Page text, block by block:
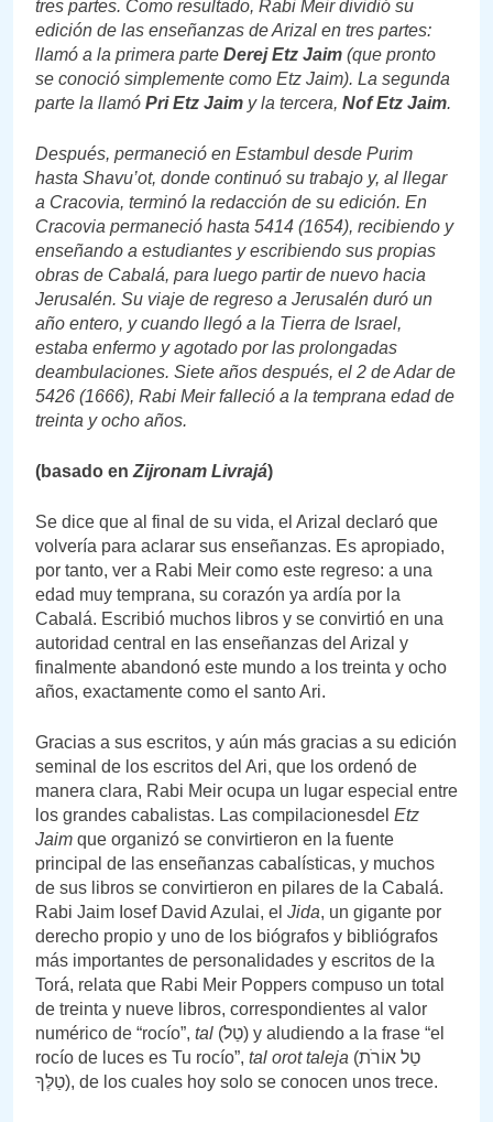
tres partes. Como resultado, Rabi Meir dividió su
edición de las enseñanzas de Arizal en tres partes:
llamó a la primera parte Derej Etz Jaim (que pronto
se conoció simplemente como Etz Jaim). La segunda
parte la llamó Pri Etz Jaim y la tercera, Nof Etz Jaim.
Después, permaneció en Estambul desde Purim
hasta Shavu’ot, donde continuó su trabajo y, al llegar
a Cracovia, terminó la redacción de su edición. En
Cracovia permaneció hasta 5414 (1654), recibiendo y
enseñando a estudiantes y escribiendo sus propias
obras de Cabalá, para luego partir de nuevo hacia
Jerusalén. Su viaje de regreso a Jerusalén duró un
año entero, y cuando llegó a la Tierra de Israel,
estaba enfermo y agotado por las prolongadas
deambulaciones. Siete años después, el 2 de Adar de
5426 (1666), Rabi Meir falleció a la temprana edad de
treinta y ocho años.
(basado en Zijronam Livrajá)
Se dice que al final de su vida, el Arizal declaró que
volvería para aclarar sus enseñanzas. Es apropiado,
por tanto, ver a Rabi Meir como este regreso: a una
edad muy temprana, su corazón ya ardía por la
Cabalá. Escribió muchos libros y se convirtió en una
autoridad central en las enseñanzas del Arizal y
finalmente abandonó este mundo a los treinta y ocho
años, exactamente como el santo Ari.
Gracias a sus escritos, y aún más gracias a su edición
seminal de los escritos del Ari, que los ordenó de
manera clara, Rabi Meir ocupa un lugar especial entre
los grandes cabalistas. Las compilacionesdel Etz
Jaim que organizó se convirtieron en la fuente
principal de las enseñanzas cabalísticas, y muchos
de sus libros se convirtieron en pilares de la Cabalá.
Rabi Jaim Iosef David Azulai, el Jida, un gigante por
derecho propio y uno de los biógrafos y bibliógrafos
más importantes de personalidades y escritos de la
Torá, relata que Rabi Meir Poppers compuso un total
de treinta y nueve libros, correspondientes al valor
numérico de “rocío”, tal (טַל) y aludiendo a la frase “el
rocío de luces es Tu rocío”, tal orot taleja (טַל אוֹרֹת
טַלֶּךָ), de los cuales hoy solo se conocen unos trece.